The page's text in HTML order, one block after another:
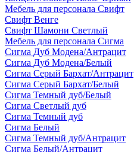
Мебель для персонала Свифт
Свифт Венге
Свифт Шамони Светлый
Мебель для персонала Сигма
Сигма Дуб Модена/Антрацит
Сигма Дуб Модена/Белый
Сигма Серый Бархат/Антрацит
Сигма Серый Бархат/Белый
Сигма Темный дуб/Белый
Сигма Светлый дуб
Сигма Темный дуб
Сигма Белый
Сигма Темный дуб/Антрацит
Сигма Белый/Антрацит